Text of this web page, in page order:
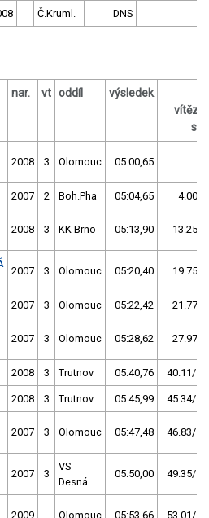
Č.Kruml. DNS
nar. vt oddíl výsledek
s /
2008 3 Olomouc 05:00,65
2007 2 Boh.Pha 05:04,65 4.00/
2008 3 KK Brno 05:13,90 13.25/
2007 3 Olomouc 05:20,40 19.75/
2007 3 Olomouc 05:22,42 21.77/
2007 3 Olomouc 05:28,62 27.97/
2008 3 Trutnov 05:40,76 40.11/
2008 3 Trutnov 05:45,99 45.34/
2007 3 Olomouc 05:47,48 46.83/
2007 3
VS
Desná
05:50,00 49.35/
2009 Olomouc 05:53,66 53.01/